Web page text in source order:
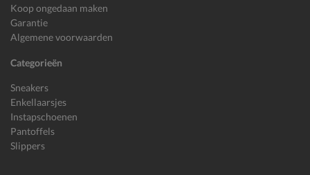
Koop ongedaan maken
Garantie
Algemene voorwaarden
Categorieën
Sneakers
Enkellaarsjes
Instapschoenen
Pantoffels
Slippers